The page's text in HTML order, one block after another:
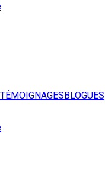
TÉMOIGNAGESBLOGUES